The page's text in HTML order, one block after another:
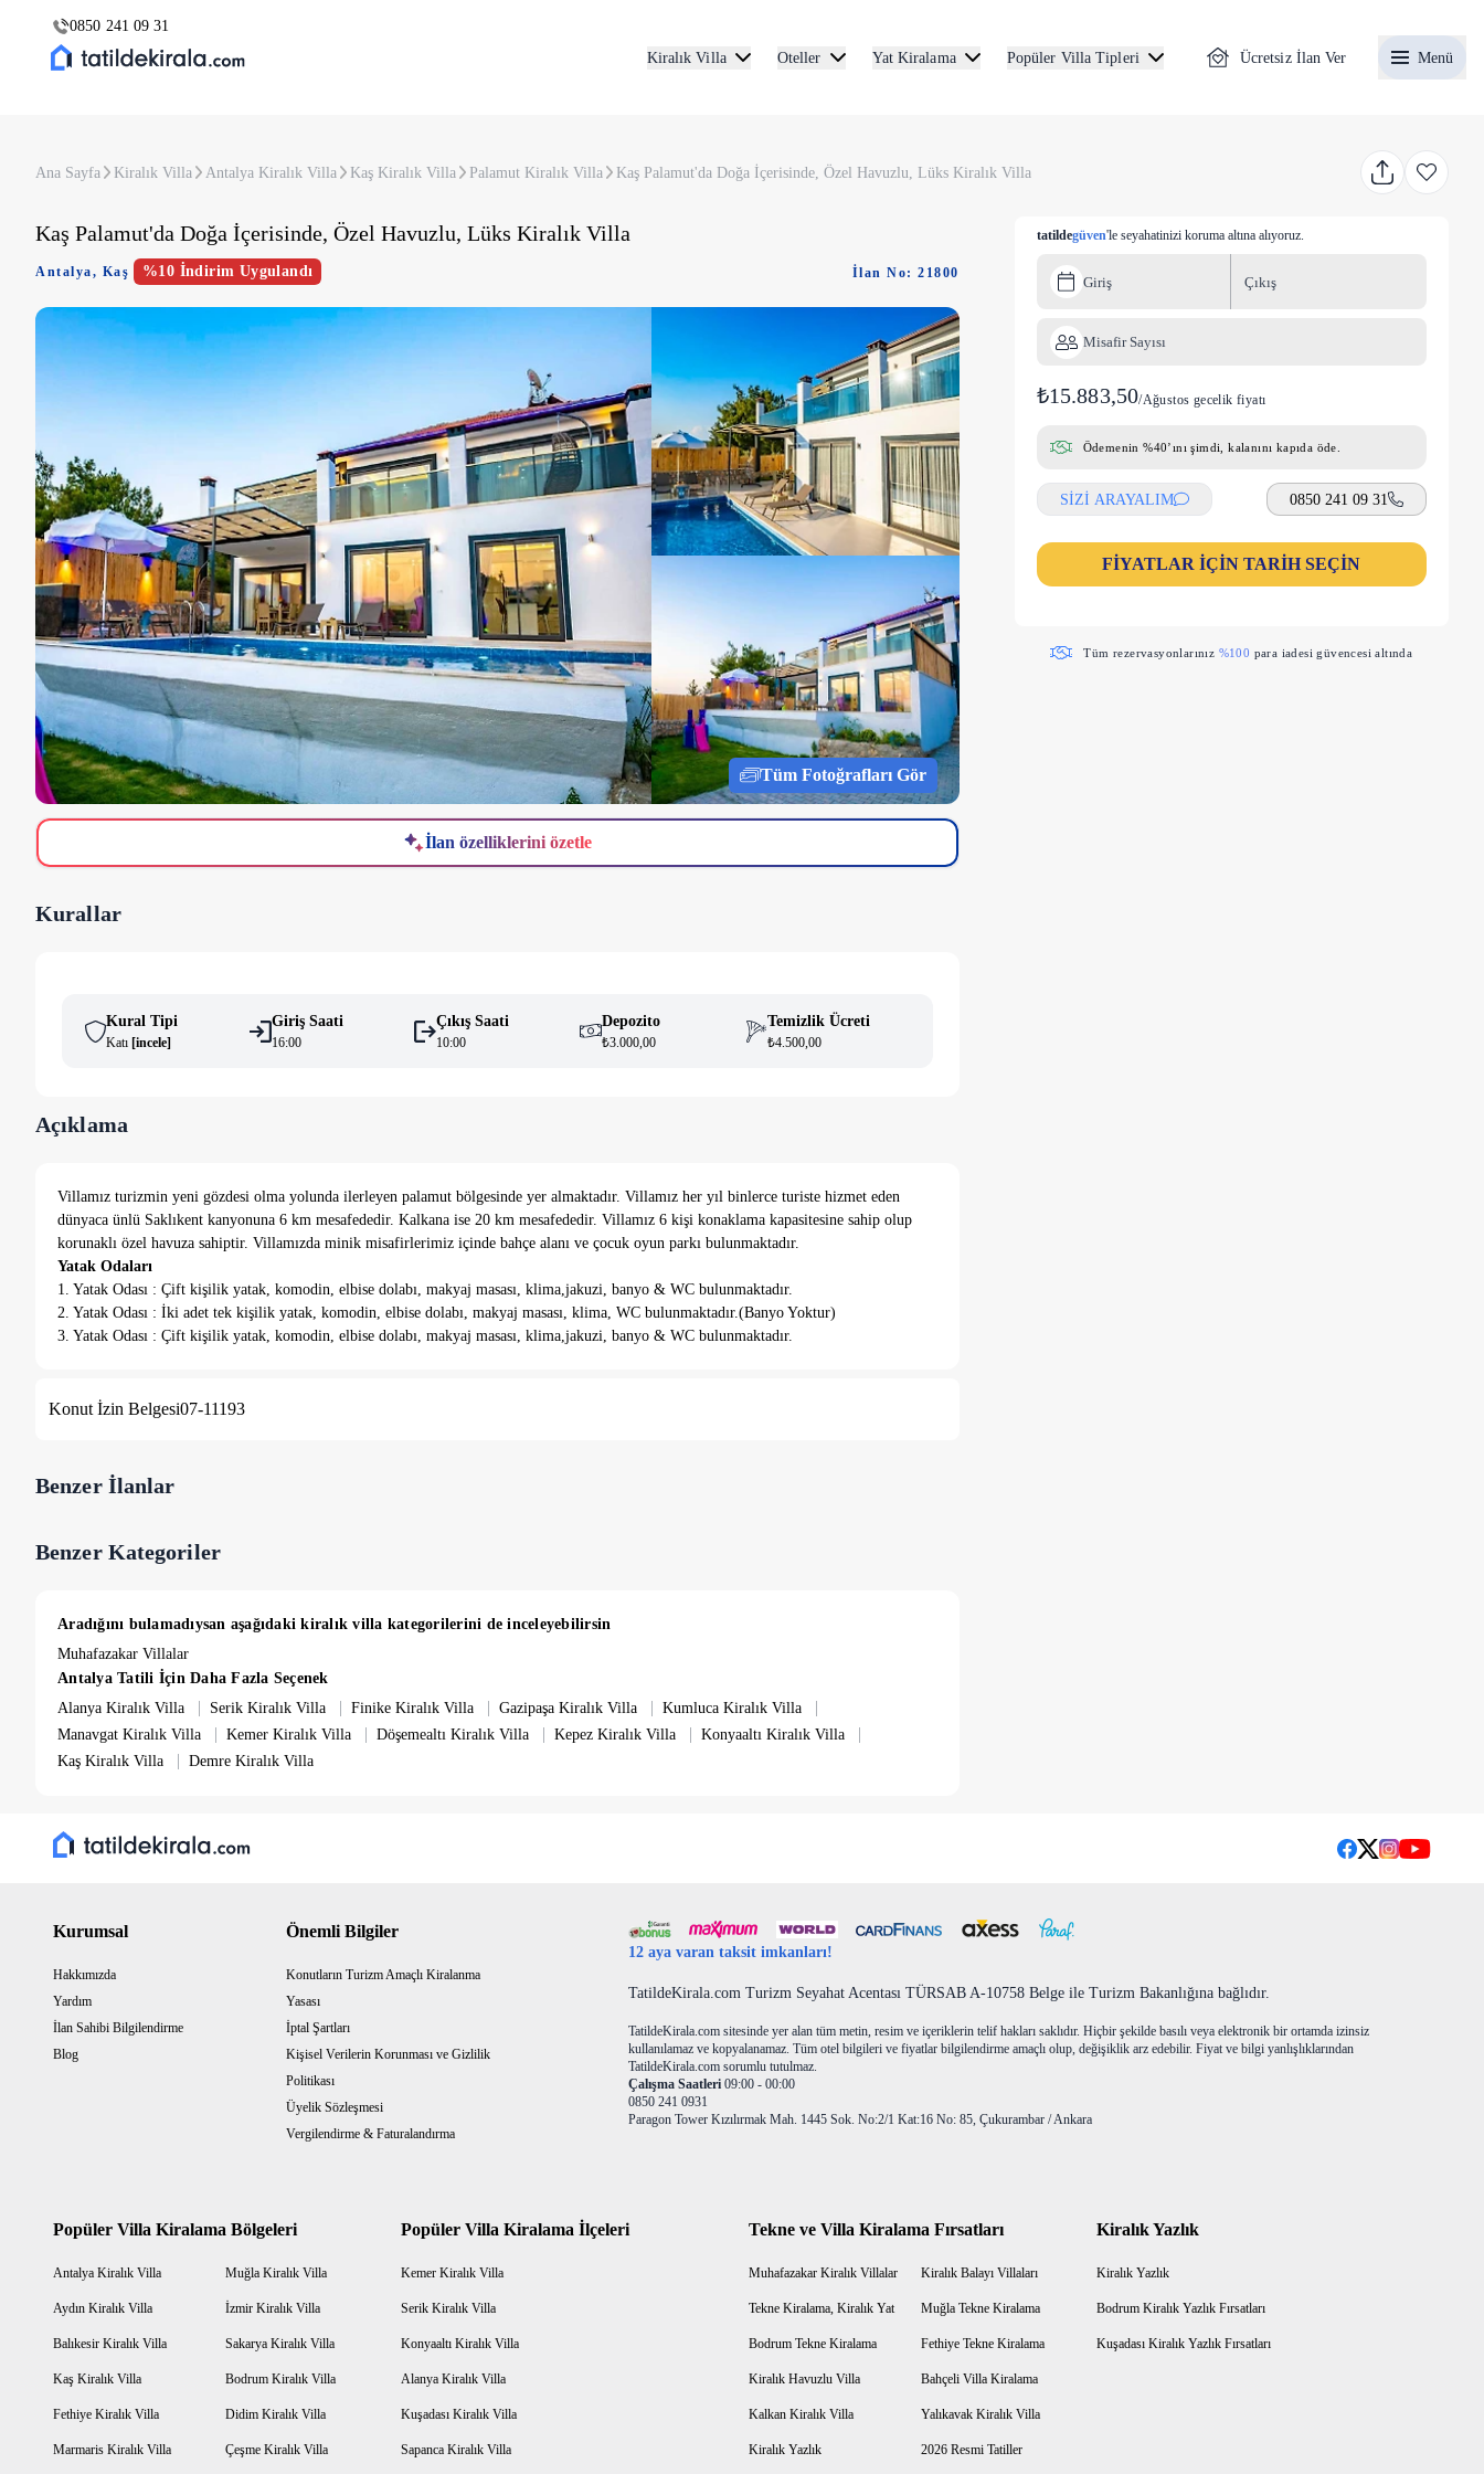
0850 241 09 31
Kiralık Villa
Oteller Yat Kiralama Popüler Villa Tipleri Ücretsiz İlan Ver Menü
Ana Sayfa Kiralık Villa Antalya Kiralık Villa Kaş Kiralık Villa Palamut Kiralık Villa Kaş Palamut'da Doğa İçerisinde, Özel Havuzlu, Lüks Kiralık Villa
Kaş Palamut'da Doğa İçerisinde, Özel Havuzlu, Lüks Kiralık Villa
Antalya, Kaş %10 İndirim Uygulandı İlan No: 21800
Tüm Fotoğrafları Gör
İlan özelliklerini özetle
Kurallar
Kural Tipi
Katı [i̇ncele]
Giriş Saati
16:00
Çıkış Saati
10:00
Depozito
₺3.000,00
Temizlik Ücreti
₺4.500,00
Açıklama
Villamız turizmin yeni gözdesi olma yolunda ilerleyen palamut bölgesinde yer almaktadır. Villamız her yıl binlerce turiste hizmet eden
dünyaca ünlü Saklıkent kanyonuna 6 km mesafededir. Kalkana ise 20 km mesafededir. Villamız 6 kişi konaklama kapasitesine sahip olup
korunaklı özel havuza sahiptir. Villamızda minik misafirlerimiz içinde bahçe alanı ve çocuk oyun parkı bulunmaktadır.
Yatak Odaları
1. Yatak Odası : Çift kişilik yatak, komodin, elbise dolabı, makyaj masası, klima,jakuzi, banyo & WC bulunmaktadır.
2. Yatak Odası : İki adet tek kişilik yatak, komodin, elbise dolabı, makyaj masası, klima, WC bulunmaktadır.(Banyo Yoktur)
3. Yatak Odası : Çift kişilik yatak, komodin, elbise dolabı, makyaj masası, klima,jakuzi, banyo & WC bulunmaktadır.
Konut İzin Belgesi07-11193
Benzer İlanlar
Benzer Kategoriler
Aradığını bulamadıysan aşağıdaki kiralık villa kategorilerini de inceleyebilirsin
Muhafazakar Villalar
Antalya Tatili İçin Daha Fazla Seçenek
Alanya Kiralık Villa
| Serik Kiralık Villa | Finike Kiralık Villa | Gazipaşa Kiralık Villa | Kumluca Kiralık Villa |
Manavgat Kiralık Villa | Kemer Kiralık Villa | Döşemealtı Kiralık Villa | Kepez Kiralık Villa | Konyaaltı Kiralık Villa |
Kaş Kiralık Villa | Demre Kiralık Villa
tatildegüven'le seyahatinizi koruma altına alıyoruz.
Giriş Çıkış
Misafir Sayısı
₺15.883,50/Ağustos gecelik fiyatı
Ödemenin %40’ını şimdi, kalanını kapıda öde.
SİZİ ARAYALIM 0850 241 09 31
FİYATLAR İÇİN TARİH SEÇİN
Tüm rezervasyonlarınız %100 para iadesi güvencesi altında
Kurumsal
Hakkımızda
Yardım
İlan Sahibi Bilgilendirme
Blog
Önemli Bilgiler
Konutların Turizm Amaçlı Kiralanma
Yasası
İptal Şartları
Kişisel Verilerin Korunması ve Gizlilik
Politikası
Üyelik Sözleşmesi
Vergilendirme & Faturalandırma
12 aya varan taksit imkanları!
TatildeKirala.com Turizm Seyahat Acentası TÜRSAB A-10758 Belge ile Turizm Bakanlığına bağlıdır.
TatildeKirala.com sitesinde yer alan tüm metin, resim ve içeriklerin telif hakları saklıdır. Hiçbir şekilde basılı veya elektronik bir ortamda izinsiz
kullanılamaz ve kopyalanamaz. Tüm otel bilgileri ve fiyatlar bilgilendirme amaçlı olup, değişiklik arz edebilir. Fiyat ve bilgi yanlışlıklarından
TatildeKirala.com sorumlu tutulmaz.
Çalışma Saatleri 09:00 - 00:00
0850 241 0931
Paragon Tower Kızılırmak Mah. 1445 Sok. No:2/1 Kat:16 No: 85, Çukurambar / Ankara
Popüler Villa Kiralama Bölgeleri
Antalya Kiralık Villa Muğla Kiralık Villa
Aydın Kiralık Villa İzmir Kiralık Villa
Balıkesir Kiralık Villa Sakarya Kiralık Villa
Kaş Kiralık Villa Bodrum Kiralık Villa
Fethiye Kiralık Villa Didim Kiralık Villa
Marmaris Kiralık Villa Çeşme Kiralık Villa
Popüler Villa Kiralama İlçeleri
Kemer Kiralık Villa
Serik Kiralık Villa
Konyaaltı Kiralık Villa
Alanya Kiralık Villa
Kuşadası Kiralık Villa
Sapanca Kiralık Villa
Tekne ve Villa Kiralama Fırsatları
Muhafazakar Kiralık Villalar Kiralık Balayı Villaları
Tekne Kiralama, Kiralık Yat Muğla Tekne Kiralama
Bodrum Tekne Kiralama Fethiye Tekne Kiralama
Kiralık Havuzlu Villa Bahçeli Villa Kiralama
Kalkan Kiralık Villa Yalıkavak Kiralık Villa
Kiralık Yazlık 2026 Resmi Tatiller
Kiralık Yazlık
Kiralık Yazlık
Bodrum Kiralık Yazlık Fırsatları
Kuşadası Kiralık Yazlık Fırsatları